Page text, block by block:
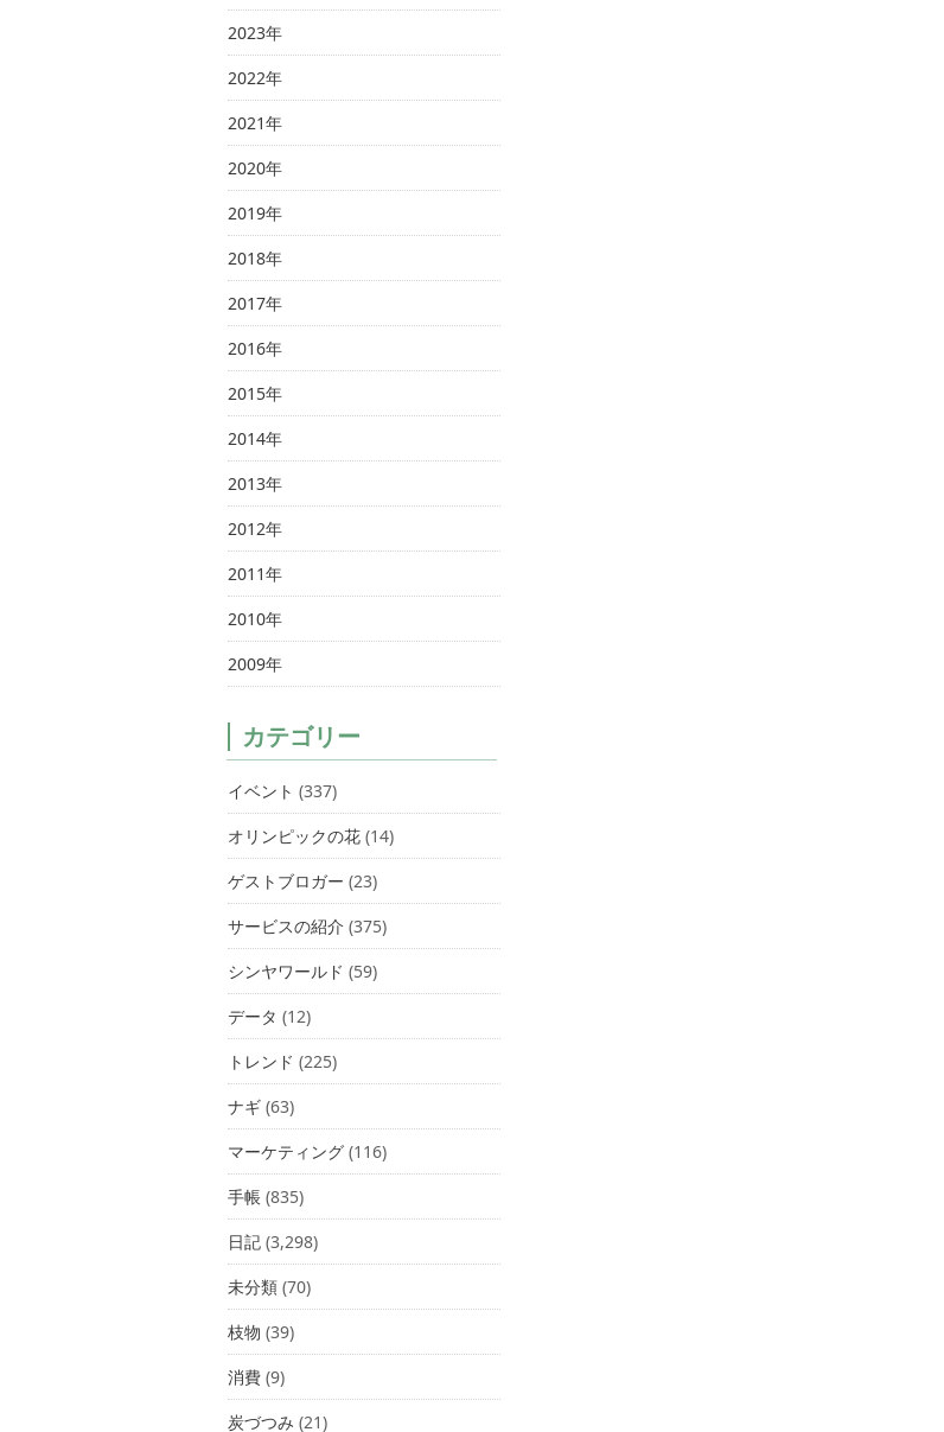
2023年
2022年
2021年
2020年
2019年
2018年
2017年
2016年
2015年
2014年
2013年
2012年
2011年
2010年
2009年
カテゴリー
イベント (337)
オリンピックの花 (14)
ゲストブロガー (23)
サービスの紹介 (375)
シンヤワールド (59)
データ (12)
トレンド (225)
ナギ (63)
マーケティング (116)
手帳 (835)
日記 (3,298)
未分類 (70)
枝物 (39)
消費 (9)
炭づつみ (21)